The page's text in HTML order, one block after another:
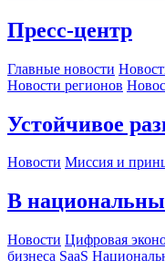
Пресс-центр
Главные новости
Новости регионов
Устойчивое
Новости Миссия и
В
Новости Цифровая
бизнеса SaaS